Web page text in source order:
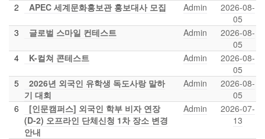
2
APEC 세계문화홍보관 홍보대사 모집 Admin
2026-08-
05
3
글로벌 스마일 컨테스트 Admin
2026-08-
05
4
K-컬쳐 콘테스트 Admin
2026-08-
05
5
2026년 외국인 유학생 독도사랑 말하
기 대회
Admin
2026-08-
05
6
[인문캠퍼스] 외국인 학부 비자 연장
(D-2) 오프라인 단체신청 1차 장소 변경
안내
Admin
2026-07-
13